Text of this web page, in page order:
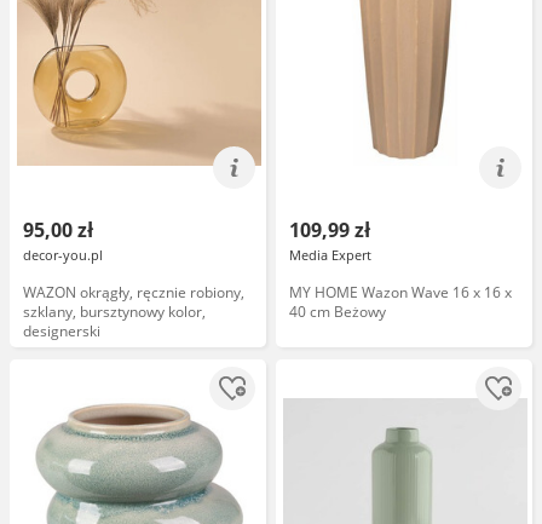
95,00 zł
decor-you.pl
WAZON okrągły, ręcznie robiony,
szklany, bursztynowy kolor,
designerski
109,99 zł
Media Expert
MY HOME Wazon Wave 16 x 16 x
40 cm Beżowy